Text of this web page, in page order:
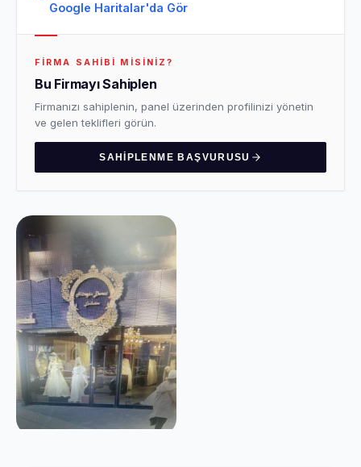
Google Haritalar'da Gör
FIRMA SAHIBI MISINIZ?
Bu Firmayı Sahiplen
Firmanızı sahiplenin, panel üzerinden profilinizi yönetin
ve gelen teklifleri görün.
SAHIPLENME BAŞVURUSU